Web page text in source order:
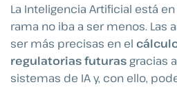
La Inteligencia Artificial está
rama no iba a ser menos. Las
ser más precisas en el
regulatorias futuras gracias
sistemas de IA y, con ello,